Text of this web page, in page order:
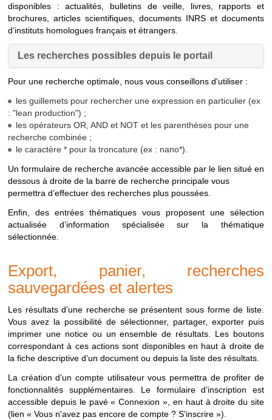
disponibles : actualités, bulletins de veille, livres, rapports et
brochures, articles scientifiques, documents INRS et documents
d’instituts homologues français et étrangers.
Les recherches possibles depuis le portail
Les
possbles
depuis
le
portail
Disponible depuis la
page d'accueil
les documents
INRS-BIBLIO Menu"Ressources
> INRS-Biblio"
Recherche sur les
référencés dans la
RESEAU
PREVENTION
Menu"Ressources
> Réseau
Recherche sur les
documents diffusés
prévention de
l'Assurance
JURIDIQUE Menu"Ressources
> Veille juridique"
Recherche sur les
juridiques et articles
"Droit en pratique"
de la revue "Travail
et Sécurité"
VEILLE
"Produits
documentaires >
Bulletins de veille"
Recherche sur les
actualités et
bulletins de veille
diffusés
Pour une recherche optimale, nous vous conseillons d'utiliser :
les guillemets pour rechercher une expression en particulier (ex
: "lean production") ;
les opérateurs OR, AND et NOT et les parenthèses pour une
recherche combinée ;
le caractère * pour la troncature (ex : nano*).
Un formulaire de recherche avancée accessible par le lien situé en
dessous à droite de la barre de recherche principale vous
permettra d’effectuer des recherches plus poussées.
Enfin, des entrées thématiques vous proposent une sélection
actualisée d’information spécialisée sur la thématique
sélectionnée.
Export, panier, recherches
sauvegardées et alertes
Les résultats d’une recherche se présentent sous forme de liste.
Vous avez la possibilité de sélectionner, partager, exporter puis
imprimer une notice ou un ensemble de résultats. Les boutons
correspondant à ces actions sont disponibles en haut à droite de
la fiche descriptive d’un document ou depuis la liste des résultats.
La création d’un compte utilisateur vous permettra de profiter de
fonctionnalités supplémentaires. Le formulaire d’inscription est
accessible depuis le pavé « Connexion », en haut à droite du site
(lien « Vous n'avez pas encore de compte ? S'inscrire »).